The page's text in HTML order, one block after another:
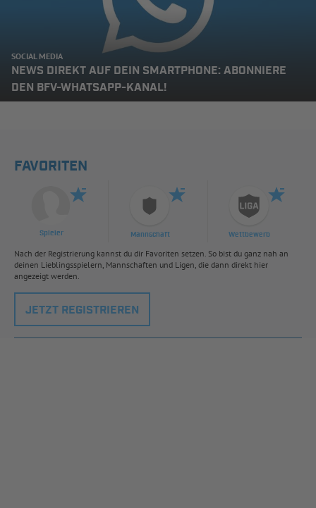
SOCIAL MEDIA
NEWS DIREKT AUF DEIN SMARTPHONE: ABONNIERE
DEN BFV-WHATSAPP-KANAL!
FAVORITEN
Spieler Mannschaft Wettbewerb
Nach der Registrierung kannst du dir Favoriten setzen. So bist du ganz nah an
deinen Lieblingsspielern, Mannschaften und Ligen, die dann direkt hier
angezeigt werden.
JETZT REGISTRIEREN